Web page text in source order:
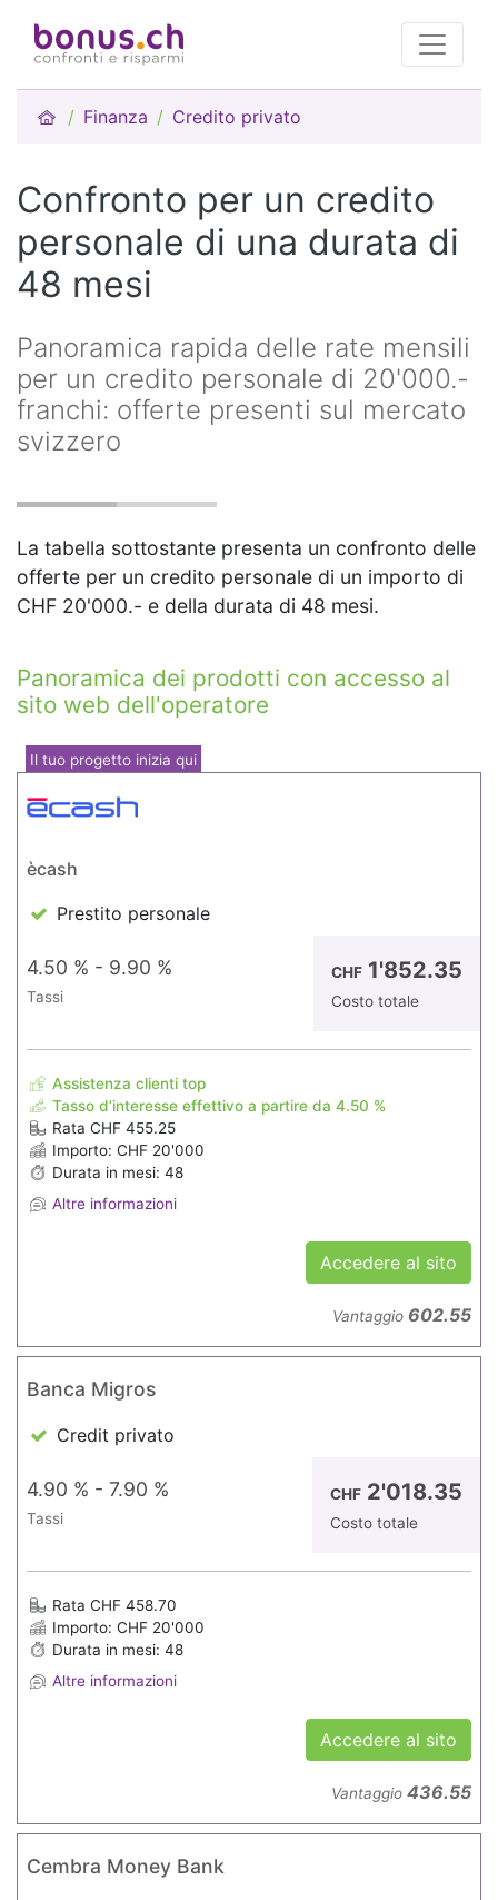
Finanza Credito privato
Confronto per un credito
personale di una durata di
48 mesi
Panoramica rapida delle rate mensili
per un credito personale di 20'000.-
franchi: offerte presenti sul mercato
svizzero
La tabella sottostante presenta un confronto delle
offerte per un credito personale di un importo di
CHF 20'000.- e della durata di 48 mesi.
Panoramica dei prodotti con accesso al
sito web dell'operatore
Il tuo progetto inizia qui
ècash
Prestito personale
4.50 % - 9.90 %
Tassi
CHF 1'852.35
Costo totale
Assistenza clienti top
Tasso d’interesse effettivo a partire da 4.50 %
Rata CHF 455.25
Importo: CHF 20'000
Durata in mesi: 48
Altre informazioni
Accedere al sito
Vantaggio 602.55
Banca Migros
Credit privato
4.90 % - 7.90 %
Tassi
CHF 2'018.35
Costo totale
Rata CHF 458.70
Importo: CHF 20'000
Durata in mesi: 48
Altre informazioni
Accedere al sito
Vantaggio 436.55
Cembra Money Bank